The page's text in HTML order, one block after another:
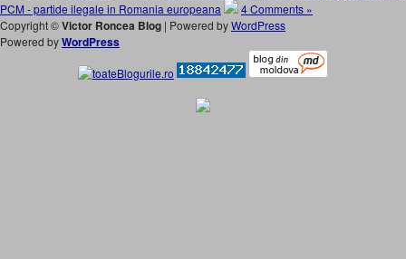
PCM - partide ilegale in Romania europeana
4 Comments »
Copyright ©Victor Roncea Blog | Powered byWordPress
Powered byWordPress